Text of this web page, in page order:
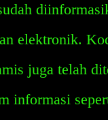
elektronik.
juga telah
informasi